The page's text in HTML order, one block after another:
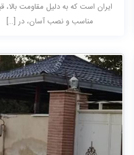
ایران است که به دلیل مقاومت بالا،
مناسب و نصب آسان، در […]